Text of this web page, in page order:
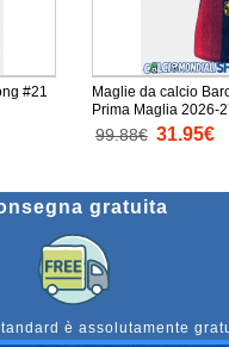
#21
Maglie da calcio
Prima Maglia 2026-
99.88€ 31.95€
gratuita
è assolutamente